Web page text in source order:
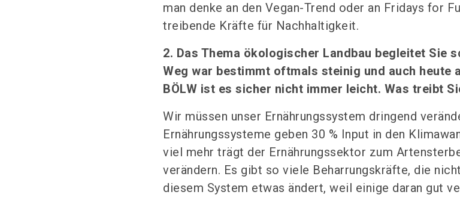
man denke an den Vegan-Trend oder an Fridays for
treibende Kräfte für Nachhaltigkeit.
2. Das Thema ökologischer Landbau begleitet Sie
Weg war bestimmt oftmals steinig und auch heute
BÖLW ist es sicher nicht immer leicht. Was treibt
Wir müssen unser Ernährungssystem dringend
Ernährungssysteme geben 30 % Input in den
viel mehr trägt der Ernährungssektor zum
verändern. Es gibt so viele Beharrungskräfte, die
diesem System etwas ändert, weil einige daran gut